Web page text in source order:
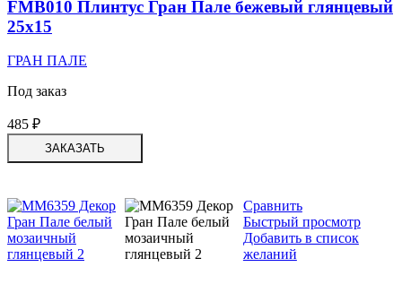
FMB010 Плинтус Гран Пале бежевый глянцевый
25х15
ГРАН ПАЛЕ
Под заказ
485 ₽
ЗАКАЗАТЬ
Сравнить
Быстрый просмотр
Добавить в список
желаний